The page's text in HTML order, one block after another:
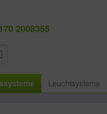
2008355
Leuchtsysteme